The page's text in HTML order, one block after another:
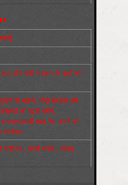
और मोदी सरकार के दावों की
के नतीजे, मोदी सरकार की
की बढ़ती बेचैनी,
लहर पैदा करने की
: कार्ल मार्क्‍स : जीवन